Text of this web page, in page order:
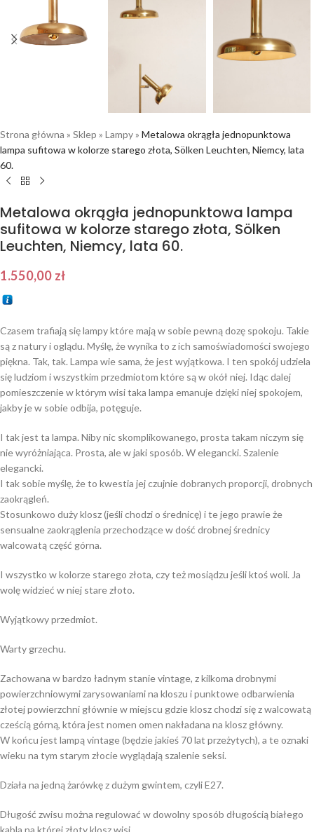
Strona główna » Sklep » Lampy» Metalowa okrągła jednopunktowa
lampa sufitowa w kolorze starego złota, Sölken Leuchten, Niemcy, lata
60.
Metalowa okrągła jednopunktowa lampa
sufitowa w kolorze starego złota, Sölken
Leuchten, Niemcy, lata 60.
1.550,00 zł
Czasem trafiają się lampy które mają w sobie pewną dozę spokoju. Takie
są z natury i oglądu. Myślę, że wynika to z ich samoświadomości swojego
piękna. Tak, tak. Lampa wie sama, że jest wyjątkowa. I ten spokój udziela
się ludziom i wszystkim przedmiotom które są w okół niej. Idąc dalej
pomieszczenie w którym wisi taka lampa emanuje dzięki niej spokojem,
jakby je w sobie odbija, potęguje.
I tak jest ta lampa. Niby nic skomplikowanego, prosta takam niczym się
nie wyróżniająca. Prosta, ale w jaki sposób. W elegancki. Szalenie
elegancki.
I tak sobie myślę, że to kwestia jej czujnie dobranych proporcji, drobnych
zaokrągleń.
Stosunkowo duży klosz (jeśli chodzi o średnicę) i te jego prawie że
sensualne zaokrąglenia przechodzące w dość drobnej średnicy
walcowatą część górna.
I wszystko w kolorze starego złota, czy też mosiądzu jeśli ktoś woli. Ja
wolę widzieć w niej stare złoto.
Wyjątkowy przedmiot.
Warty grzechu.
Zachowana w bardzo ładnym stanie vintage, z kilkoma drobnymi
powierzchniowymi zarysowaniami na kloszu i punktowe odbarwienia
złotej powierzchni głównie w miejscu gdzie klosz chodzi się z walcowatą
cześcią górną, która jest nomen omen nakładana na klosz główny.
W końcu jest lampą vintage (będzie jakieś 70 lat przeżytych), a te oznaki
wieku na tym starym złocie wyglądają szalenie seksi.
Działa na jedną żarówkę z dużym gwintem, czyli E27.
Długość zwisu można regulować w dowolny sposób długością białego
kabla na której złoty klosz wisi.